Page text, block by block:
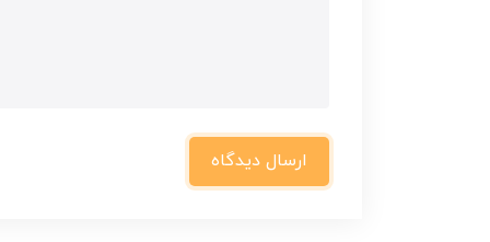
ارسال دیدگاه